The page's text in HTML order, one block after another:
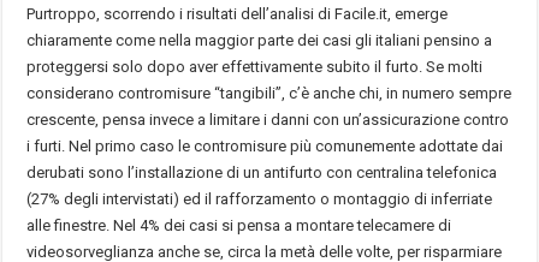
Purtroppo, scorrendo i risultati dell’analisi di Facile.it, emerge
chiaramente come nella maggior parte dei casi gli italiani pensino a
proteggersi solo dopo aver effettivamente subito il furto. Se molti
considerano contromisure “tangibili”, c’è anche chi, in numero sempre
crescente, pensa invece a limitare i danni con un’assicurazione contro
i furti. Nel primo caso le contromisure più comunemente adottate dai
derubati sono l’installazione di un antifurto con centralina telefonica
(27% degli intervistati) ed il rafforzamento o montaggio di inferriate
alle finestre. Nel 4% dei casi si pensa a montare telecamere di
videosorveglianza anche se, circa la metà delle volte, per risparmiare